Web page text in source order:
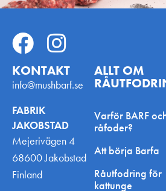
KONTAKT
info@mushbarf.se
FABRIK
JAKOBSTAD
Mejerivägen 4
68600 Jakobstad
Finland
ALLT OM
Varför BARF
råfoder?
Att börja Barfa
Råutfodring för
kattunge